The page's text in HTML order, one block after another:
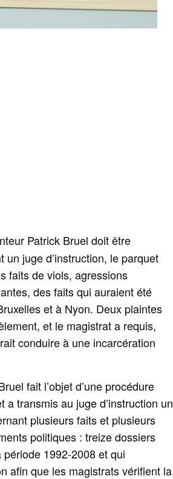
Patrick Bruel doit être
juge d’instruction, le parquet
faits de viols, agressions
des faits qui auraient été
et à Nyon. Deux plaintes
et le magistrat a requis,
conduire à une incarcération
fait l’objet d’une procédure
transmis au juge d’instruction un
plusieurs faits et plusieurs
politiques : treize dossiers
1992-2008 et qui
afin que les magistrats vérifient la